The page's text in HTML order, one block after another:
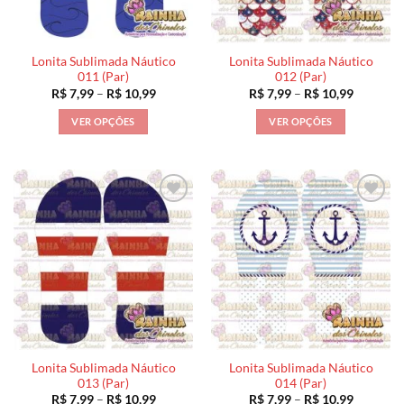
escolhidas
na
do
produto
escolhidas
na
página
do
produto
Lonita Sublimada Náutico
011 (Par)
R$7,99 – R$10,99Faixa
VER OPÇÕES
tem
várias
variantes.
As
opções
podem
ser
escolhidas
na
página
do
produto
Lonita Sublimada Náutico
012 (Par)
R$7,99 – R$10,99Faixa
VER OPÇÕES
tem
várias
variantes.
As
opções
podem
ser
escolhidas
na
página
do
produto
Lonita Sublimada Náutico
013 (Par)
R$7,99 – R$10,99Faixa
Lonita Sublimada Náutico
014 (Par)
R$7,99 – R$10,99Faixa